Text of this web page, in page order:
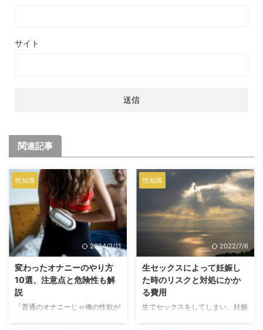
サイト
関連記事
性知識
2024/3/11
変わったオナニーのやり方
10選、注意点と危険性も解
説
「普通のオナニーじゃ俺の性欲が
性知識
2022/7/6
生セックスによって妊娠し
た時のリスクと対処にかか
る費用
生でセックスをしてしまい、妊娠